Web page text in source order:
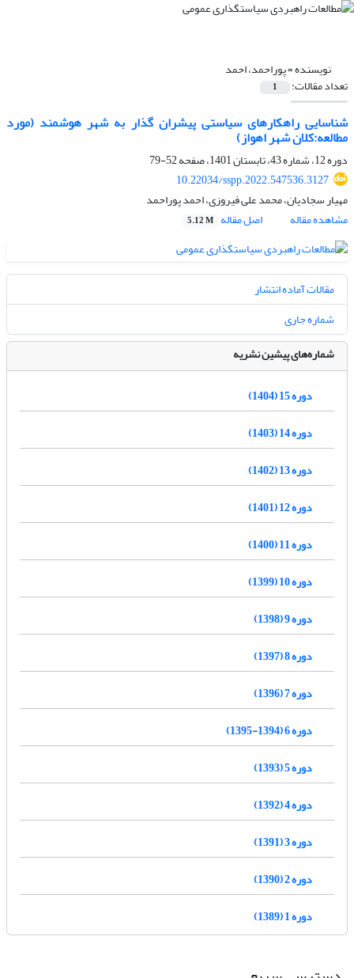
نویسنده =پوراحمد، احمد
تعداد مقالات: 1
شناسایی راهکارهای سیاستی پیشران گذار به شهر هوشمند (مورد
مطالعه:کلان شهر اهواز)
دوره 12، شماره 43، تابستان 1401، صفحه
52-79
10.22034/sspp.2022.547536.3127
مهیار سجادیان، محمد علی فیروزی، احمد پوراحمد
مشاهده مقاله
اصل مقاله 5.12 M
مقالات آماده انتشار
شماره جاری
شماره‌های پیشین نشریه
دوره 15 (1404)
دوره 14 (1403)
دوره 13 (1402)
دوره 12 (1401)
دوره 11 (1400)
دوره 10 (1399)
دوره 9 (1398)
دوره 8 (1397)
دوره 7 (1396)
دوره 6 (1394-1395)
دوره 5 (1393)
دوره 4 (1392)
دوره 3 (1391)
دوره 2 (1390)
دوره 1 (1389)